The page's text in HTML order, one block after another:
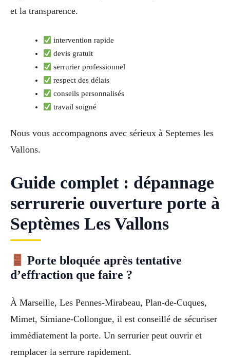
et la transparence.
intervention rapide
devis gratuit
serrurier professionnel
respect des délais
conseils personnalisés
travail soigné
Nous vous accompagnons avec sérieux à Septemes les
Vallons.
Guide complet : dépannage
serrurerie ouverture porte à
Septèmes Les Vallons
Porte bloquée après tentative
d’effraction que faire ?
À Marseille, Les Pennes-Mirabeau, Plan-de-Cuques,
Mimet, Simiane-Collongue, il est conseillé de sécuriser
immédiatement la porte. Un serrurier peut ouvrir et
remplacer la serrure rapidement.